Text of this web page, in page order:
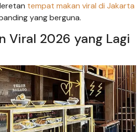
tempat makan viral di Jakarta
yang berguna.
Viral 2026 yang Lagi